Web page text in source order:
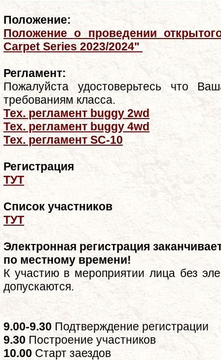
Положение:
Положениео проведении
Carpet Series 2023/2024"
Регламент:
Пожалуйста удостоверьтесь что
требованиям класса.
Тех. регламент buggy 2wd
Тех. регламент buggy 4wd
Тех. регламент SC-10
Регистрация
ТУТ
Список участников
ТУТ
Электронная регистрация
по местному времени!
К участию в мероприятии лица без
допускаются.
9.00-9.30 Подтверждение регистрации
9.30 Построение участников
10.00 Старт заездов